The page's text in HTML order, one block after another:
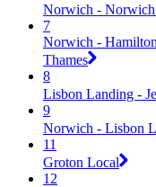
Norwich - Norwich
7
Norwich -
Thames
8
Lisbon Landing -
9
Norwich - Lisbon
11
Groton Local
12